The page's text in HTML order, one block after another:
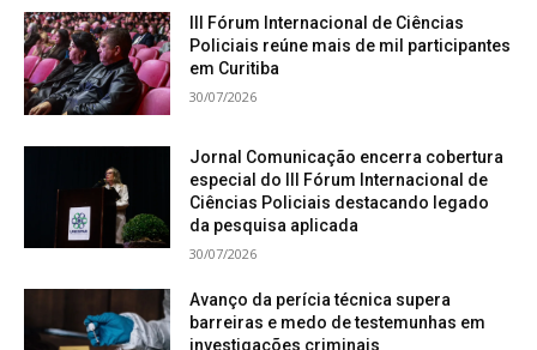
III Fórum Internacional de Ciências
Policiais reúne mais de mil participantes
em Curitiba
30/07/2026
Jornal Comunicação encerra cobertura
especial do III Fórum Internacional de
Ciências Policiais destacando legado
da pesquisa aplicada
30/07/2026
Avanço da perícia técnica supera
barreiras e medo de testemunhas em
investigações criminais